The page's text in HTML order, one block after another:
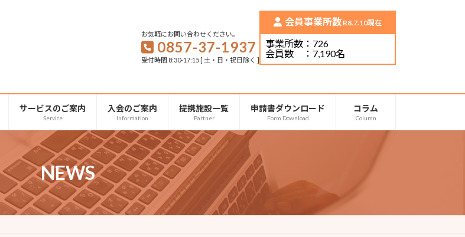
お気軽にお問い合わせください。
0857-37-1937
受付時間 8:30-17:15 [ 土・日・祝日除く ]
会員事業所数 R8.7.10現在
事業所数：726
会員数 ：7,190名
サービスのご案内
Service
入会のご案内
Information
提携施設一覧
Partner
申請書ダウンロード
Form Download
コラム
Column
NEWS